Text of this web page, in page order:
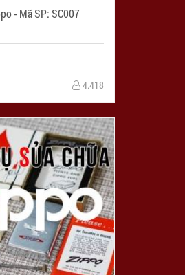
Hàn bản lề zippo - Mã SP: SC007
4.418